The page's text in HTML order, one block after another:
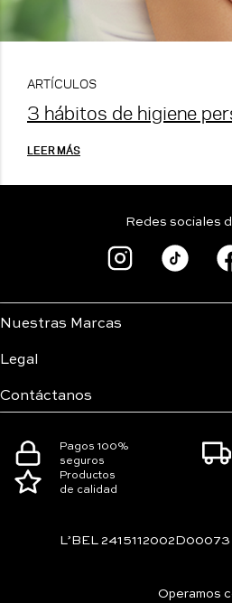
ARTÍCULOS
3 hábitos de higiene
LEER MÁS
Nuestras Marcas
Legal
Contáctanos
Redes sociales
Pagos 100%
seguros
Productos
de calidad
L’BEL
Operamos